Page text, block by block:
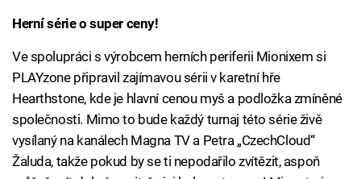
Herní série o super ceny!
Ve spolupráci s výrobcem herních periferii Mionixem si
PLAYzone připravil zajímavou sérii v karetní hře
Hearthstone, kde je hlavní cenou myš a podložka zmíněné
společnosti. Mimo to bude každý turnaj této série živě
vysílaný na kanálech Magna TV a Petra „CzechCloud“
Žaluda, takže pokud by se ti nepodařilo zvítězit, aspoň